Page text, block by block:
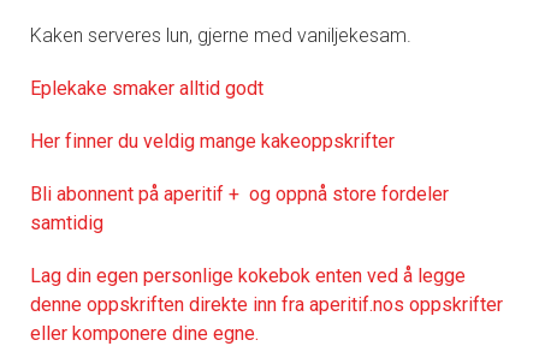
Kaken serveres lun, gjerne med vaniljekesam.
Eplekake smaker alltid godt
Her finner du veldig mange kakeoppskrifter
Bli abonnent på aperitif + og oppnå store fordeler
samtidig
Lag din egen personlige kokebok enten ved å legge
denne oppskriften direkte inn fra aperitif.nos oppskrifter
eller komponere dine egne.